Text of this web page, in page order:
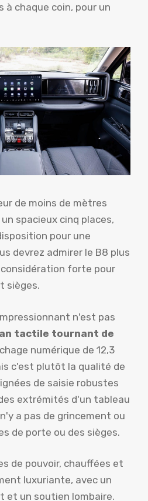
à chaque coin, pour un
de moins de mètres
spacieux cinq places,
pour une
devrez admirer le B8 plus
forte pour
sièges.
n'est pas
tactile tournant de
numérique de 12,3
c'est plutôt la qualité de
de saisie robustes
extrémités d'un tableau
a pas de grincement ou
de porte ou des sièges.
de pouvoir, chauffées et
luxuriante, avec un
et un soutien lombaire.